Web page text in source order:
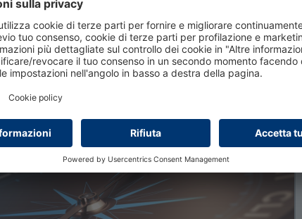
Bussola Mutui CRIF –
MutuiSupermarket secondo
trimestre 2026